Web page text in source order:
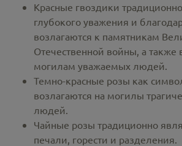
Красные гвоздики
глубокого уважения и
возлагаются к памятникам
Отечественной войны, а также
могилам уважаемых людей.
Темно-красные розы как
возлагаются на могилы
людей.
Чайные розы традиционно
печали, горести и разделения.